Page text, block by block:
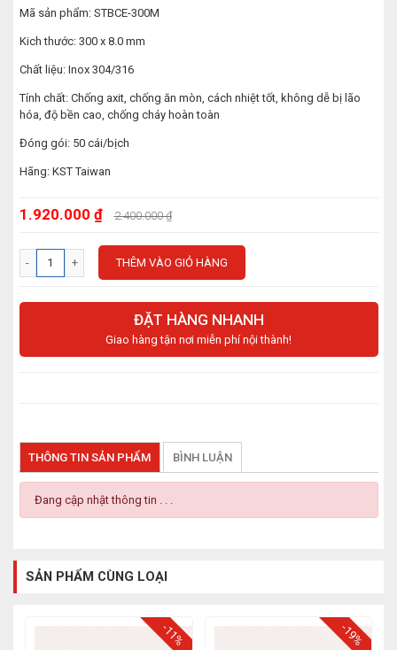
Mã sản phẩm: STBCE-300M
Kich thước: 300 x 8.0 mm
Chất liệu: Inox 304/316
Tính chất: Chống axit, chống ăn mòn, cách nhiệt tốt, không dễ bị lão
hóa, độ bền cao, chống cháy hoàn toàn
Đóng gói: 50 cái/bịch
Hãng: KST Taiwan
1.920.000 ₫ 2.400.000 ₫
THÊM VÀO GIỎ HÀNG
ĐẶT HÀNG NHANH
Giao hàng tận nơi miễn phí nội thành!
THÔNG TIN SẢN PHẨM BÌNH LUẬN
Đang cập nhật thông tin . . .
SẢN PHẨM CÙNG LOẠI
-11% -19%